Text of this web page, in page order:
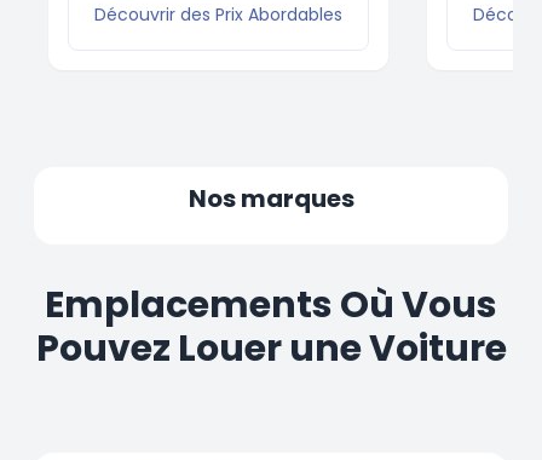
Découvrir des Prix Abordables
Nos marques
Emplacements Où Vous
Pouvez Louer une Voiture